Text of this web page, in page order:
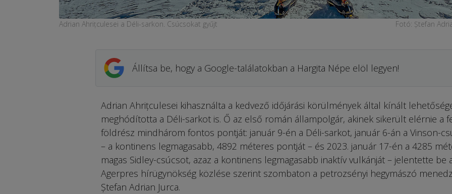
Adrian Ahrițculesei a Déli-sarkon. Csúcsokat gyűjt Fotó: Ștefan
Állítsa be, hogy a Google-találatokban a Hargita Népe elöl legyen!
Adrian Ahrițculesei kihasználta a kedvező időjárási körülmények által kínált
meghódította a Déli-sarkot is. Ő az első román állampolgár, akinek sikerült elérnie a
földrész mindhárom fontos pontját: január 9-én a Déli-sarkot, január 6-án a Vinson-
– a kontinens legmagasabb, 4892 méteres pontját – és 2023. január 17-én a 4285
magas Sidley-csúcsot, azaz a kontinens legmagasabb inaktív vulkánját – jelentette be
Agerpres hírügynökség közlése szerint szombaton a petrozsényi hegymászó
Ștefan Adrian Jurca.